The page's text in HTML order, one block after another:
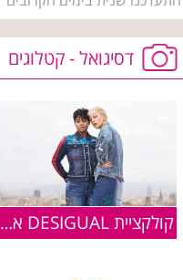
דסיגואל - קטלוגים
קולקציית DESIGUAL אביב קיץ 2019